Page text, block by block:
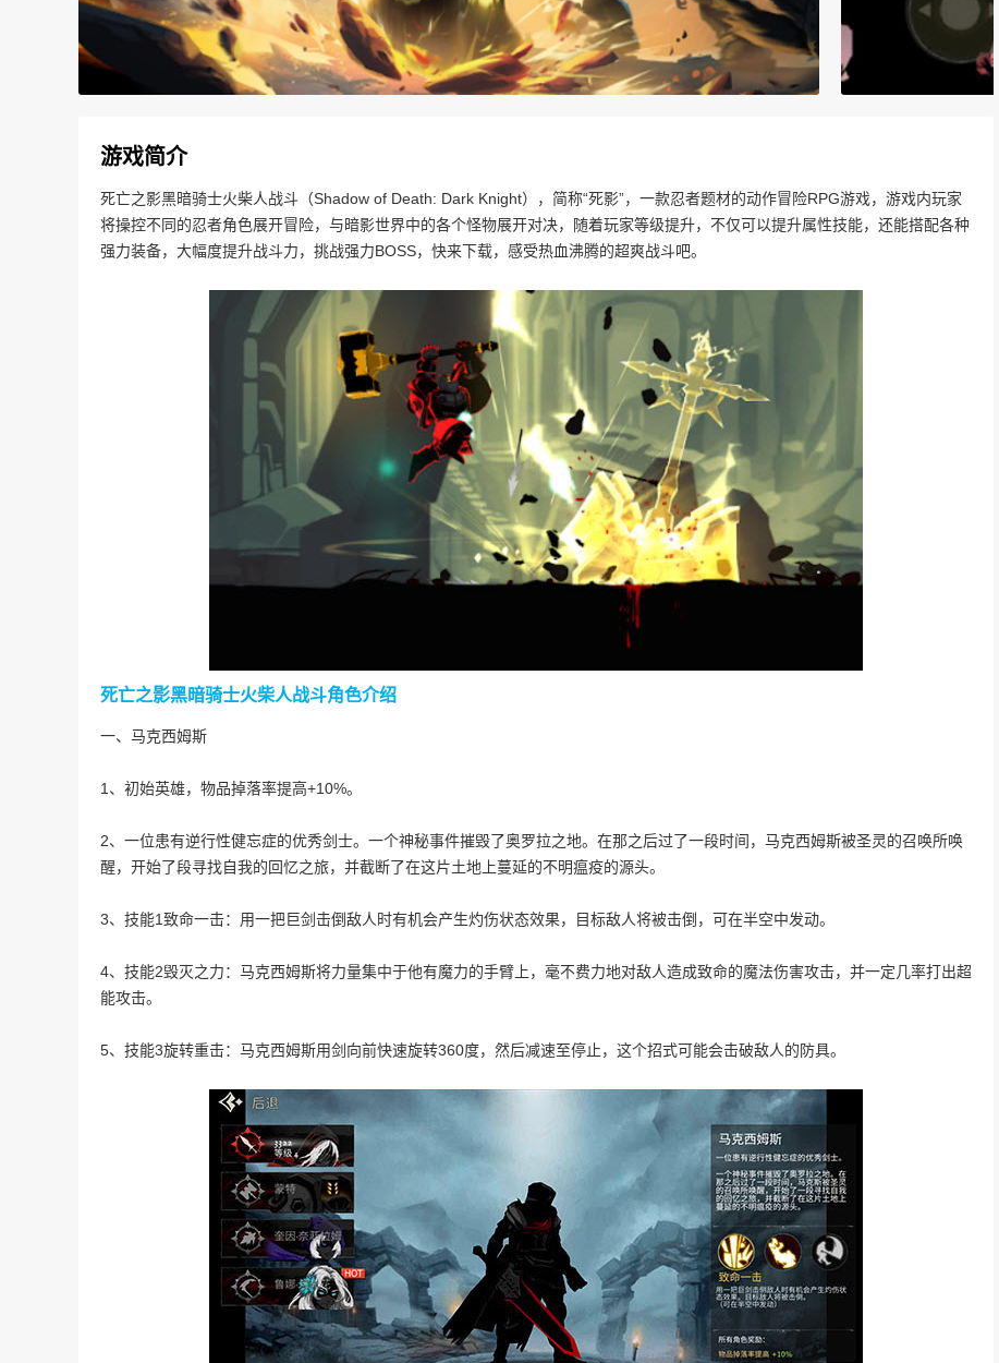
游戏简介
死亡之影黑暗骑士火柴人战斗（Shadow of Death: Dark Knight），简称“死影”，一款忍者题材的动作冒险RPG游戏，游戏内玩家
将操控不同的忍者角色展开冒险，与暗影世界中的各个怪物展开对决，随着玩家等级提升，不仅可以提升属性技能，还能搭配各种
强力装备，大幅度提升战斗力，挑战强力BOSS，快来下载，感受热血沸腾的超爽战斗吧。
死亡之影黑暗骑士火柴人战斗角色介绍
一、马克西姆斯
1、初始英雄，物品掉落率提高+10%。
2、一位患有逆行性健忘症的优秀剑士。一个神秘事件摧毁了奥罗拉之地。在那之后过了一段时间，马克西姆斯被圣灵的召唤所唤
醒，开始了段寻找自我的回忆之旅，并截断了在这片土地上蔓延的不明瘟疫的源头。
3、技能1致命一击：用一把巨剑击倒敌人时有机会产生灼伤状态效果，目标敌人将被击倒，可在半空中发动。
4、技能2毁灭之力：马克西姆斯将力量集中于他有魔力的手臂上，毫不费力地对敌人造成致命的魔法伤害攻击，并一定几率打出超
能攻击。
5、技能3旋转重击：马克西姆斯用剑向前快速旋转360度，然后减速至停止，这个招式可能会击破敌人的防具。